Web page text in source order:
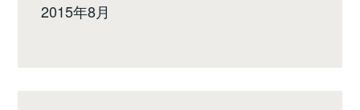
2015年8月